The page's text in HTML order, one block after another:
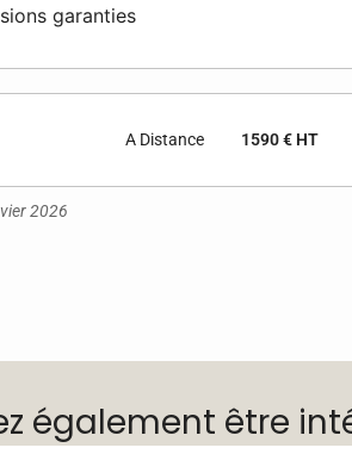
garanties
A Distance 1590 € HT
2026
également être